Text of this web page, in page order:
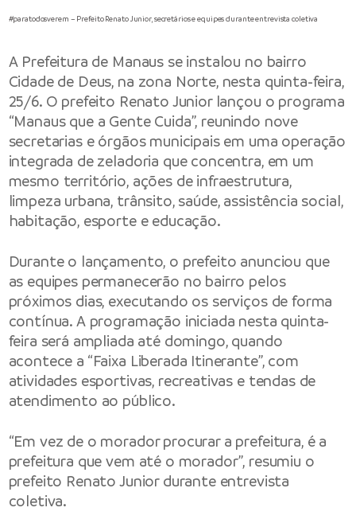
#paratodosverem – Prefeito Renato Junior, secretários e equipes durante entrevista coletiva
A Prefeitura de Manaus se instalou no bairro
Cidade de Deus, na zona Norte, nesta quinta-feira,
25/6. O prefeito Renato Junior lançou o programa
“Manaus que a Gente Cuida”, reunindo nove
secretarias e órgãos municipais em uma operação
integrada de zeladoria que concentra, em um
mesmo território, ações de infraestrutura,
limpeza urbana, trânsito, saúde, assistência social,
habitação, esporte e educação.
Durante o lançamento, o prefeito anunciou que
as equipes permanecerão no bairro pelos
próximos dias, executando os serviços de forma
contínua. A programação iniciada nesta quinta-
feira será ampliada até domingo, quando
acontece a “Faixa Liberada Itinerante”, com
atividades esportivas, recreativas e tendas de
atendimento ao público.
“Em vez de o morador procurar a prefeitura, é a
prefeitura que vem até o morador”, resumiu o
prefeito Renato Junior durante entrevista
coletiva.